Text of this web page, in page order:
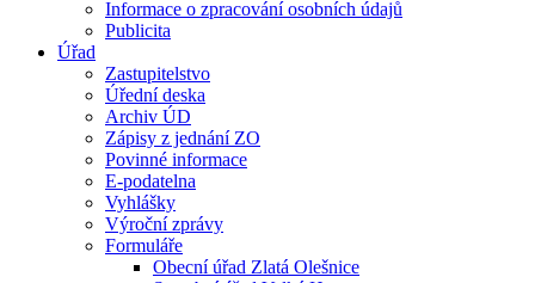
Informace o zpracování osobních údajů
Publicita
Úřad
Zastupitelstvo
Úřední deska
Archiv ÚD
Zápisy z jednání ZO
Povinné informace
E-podatelna
Vyhlášky
Výroční zprávy
Formuláře
Obecní úřad Zlatá Olešnice